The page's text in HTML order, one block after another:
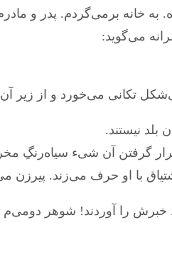
خانه برمی‌گردم. پدر و
می‌گوید:
تکانی می‌خورد و از زیر
بلد نیستند.
با او حرف می‌زند. پیرزن
خبرش را آوردند! شوهر